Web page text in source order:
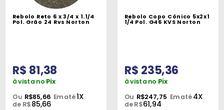
Rebolo Reto 6 x 3/4 x 1.1/4
Pol. Grão 24 Rvs Norton
R$ 81,38
à vista no Pix
Ou R$85,66 Em até1X
de R$85,66
Rebolo Copo Cônico 5x2x1
1/4 Pol. G46 KVS Norton
R$ 235,36
à vista no Pix
Ou R$247,75 Em até4X
de R$61,94